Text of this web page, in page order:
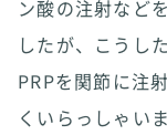
ン酸の注射など
したが、こうし
PRPを関節に注
くいらっしゃいま